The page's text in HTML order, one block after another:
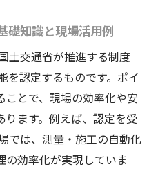
事故防止へ果たす役割
でリスク軽減する実践
全管理基準を変える理
る建機の未来
礎知識と現場活用例
土交通省が推進する制度
を認定するものです。ポイ
ことで、現場の効率化や安
ます。例えば、認定を受
では、測量・施工の自動化
効率化が実現していま